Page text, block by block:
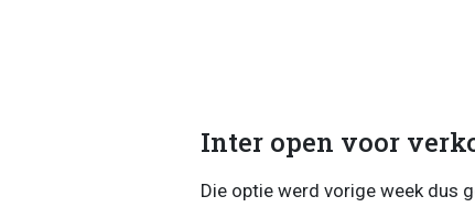
Inter open voor
Die optie werd vorige week dus